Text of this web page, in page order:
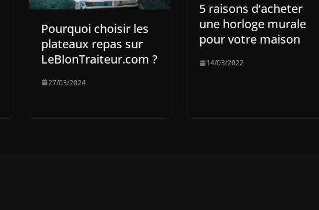
Pourquoi choisir les
plateaux repas sur
LeBlonTraiteur.com ?
27/03/2024
5 raisons d’acheter
une horloge murale
pour votre maison
14/03/2022